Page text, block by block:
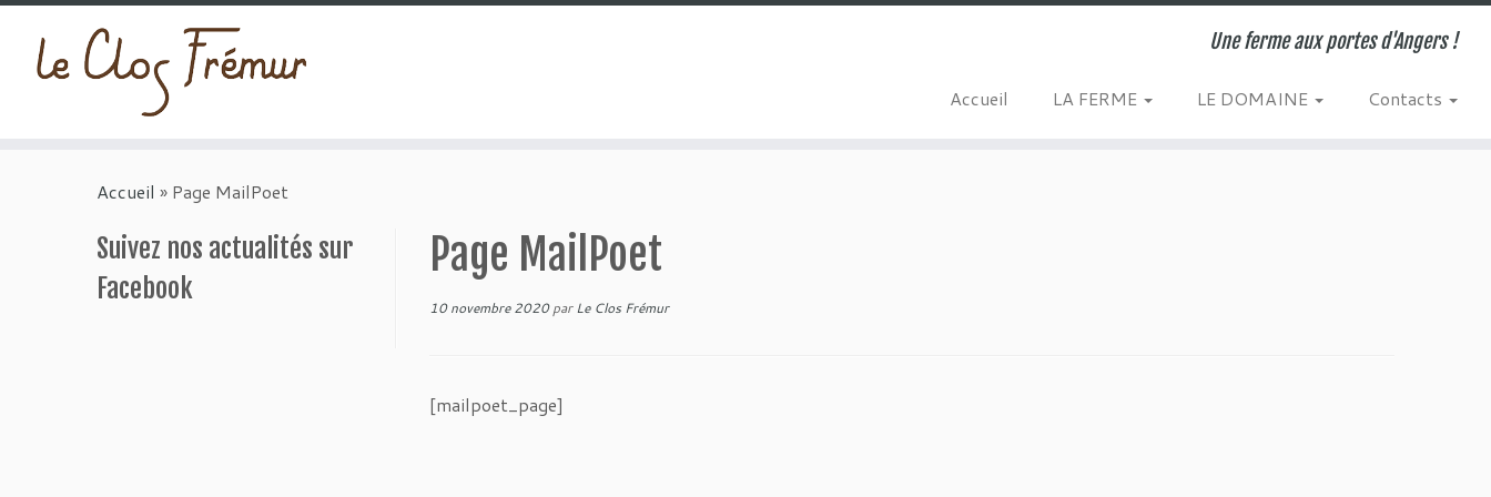
Une ferme aux portes d'Angers !
Accueil LA FERME LE DOMAINE Contacts
Accueil » Page MailPoet
Suivez nos actualités sur
Facebook
Page MailPoet
10 novembre 2020 parLe Clos Frémur
[mailpoet_page]